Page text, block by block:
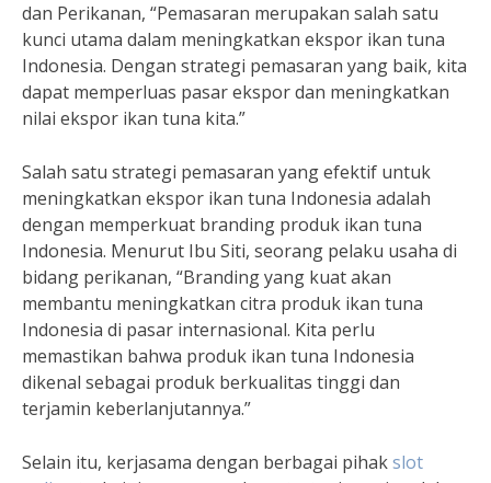
dan Perikanan, “Pemasaran merupakan salah satu
kunci utama dalam meningkatkan ekspor ikan tuna
Indonesia. Dengan strategi pemasaran yang baik, kita
dapat memperluas pasar ekspor dan meningkatkan
nilai ekspor ikan tuna kita.”
Salah satu strategi pemasaran yang efektif untuk
meningkatkan ekspor ikan tuna Indonesia adalah
dengan memperkuat branding produk ikan tuna
Indonesia. Menurut Ibu Siti, seorang pelaku usaha di
bidang perikanan, “Branding yang kuat akan
membantu meningkatkan citra produk ikan tuna
Indonesia di pasar internasional. Kita perlu
memastikan bahwa produk ikan tuna Indonesia
dikenal sebagai produk berkualitas tinggi dan
terjamin keberlanjutannya.”
Selain itu, kerjasama dengan berbagai pihakslot